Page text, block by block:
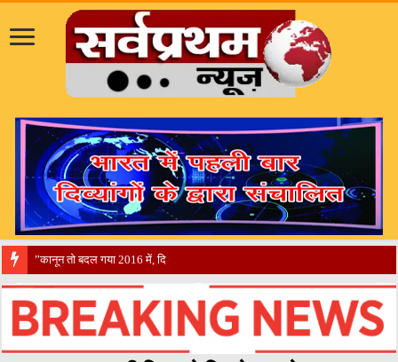
​”कानून तो बदल गया 2016 में, दिव्यांगों के हालात कब बदलेंगे?”​”एक ‘